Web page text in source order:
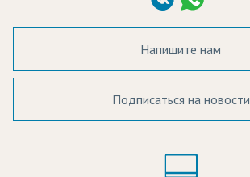
Напишите нам
Подписаться на новости